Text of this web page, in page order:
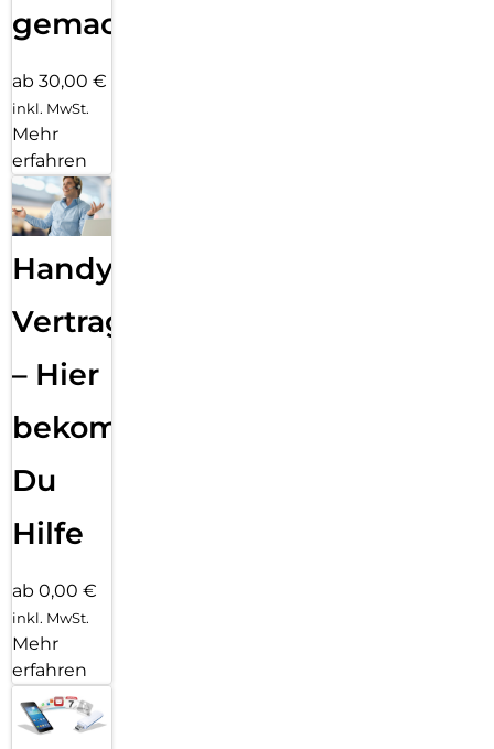
gemacht!
ab 30,00 €
inkl. MwSt.
Mehr
erfahren
Handy
Vertragsabwicklung
– Hier
bekommst
Du
Hilfe
ab 0,00 €
inkl. MwSt.
Mehr
erfahren